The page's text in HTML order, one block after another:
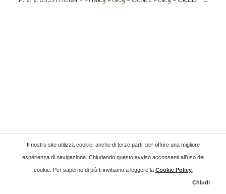
Il nostro sito utilizza cookie, anche di terze parti, per offrire una migliore
esperienza di navigazione. Chiudendo questo avviso acconsenti all’uso dei
cookie. Per saperne di più ti invitiamo a leggere la Cookie Policy.
Chiudi